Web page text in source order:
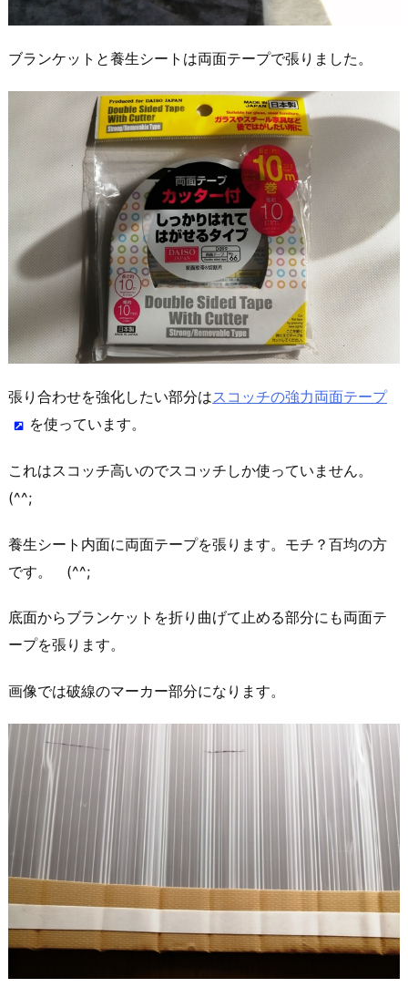
ブランケットと養生シートは両面テープで張りました。
張り合わせを強化したい部分はスコッチの強力両面テープ
を使っています。
これはスコッチ高いのでスコッチしか使っていません。
(^^;
養生シート内面に両面テープを張ります。モチ？百均の方
です。 (^^;
底面からブランケットを折り曲げて止める部分にも両面テ
ープを張ります。
画像では破線のマーカー部分になります。